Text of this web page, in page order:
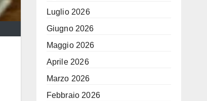
Luglio 2026
Giugno 2026
Maggio 2026
Aprile 2026
Marzo 2026
Febbraio 2026